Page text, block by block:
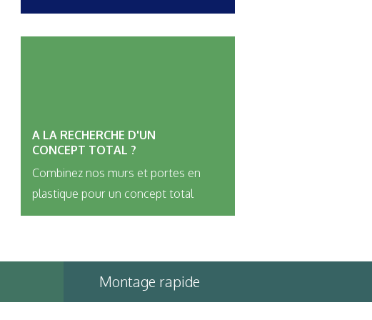
A LA RECHERCHE D'UN
CONCEPT TOTAL ?
Combinez nos murs et portes en
plastique pour un concept total
Montage rapide